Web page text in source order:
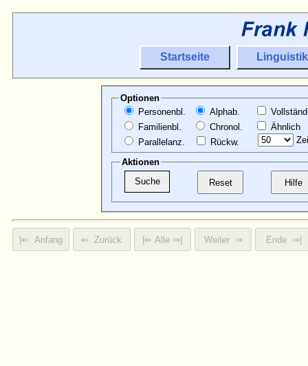
Startseite Linguistik
Optionen
Personenbl.
Familienbl.
Parallelanz.
Alphab.
Chronol.
Rückw.
Ähnlich
Aktionen